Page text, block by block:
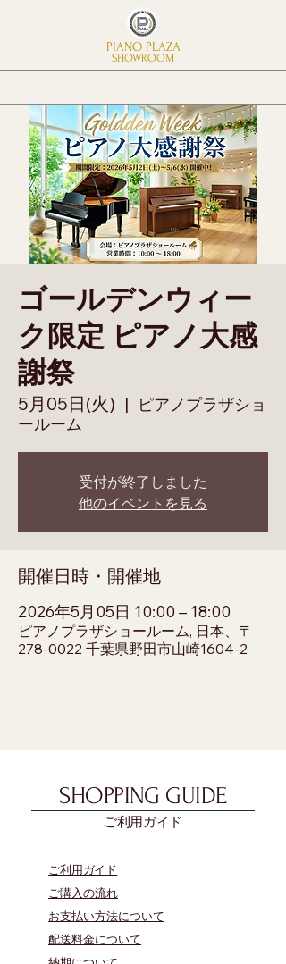
SHOWROOM
PIANO PLAZA
ゴールデンウィー
ク限定 ピアノ大感
謝祭
5月05日(火)
  |
ピアノプラザショ
ールーム
受付が終了しました
他のイベントを見る
開催日時・開催地
2026年5月05日 10:00 – 18:00
ピアノプラザショールーム, 日本、〒
278-0022 千葉県野田市山崎1604-2
SHOPPING GUIDE
ご利用ガイド
​ご利用ガイド
ご購入の流れ
お支払い方法について
配送料金について